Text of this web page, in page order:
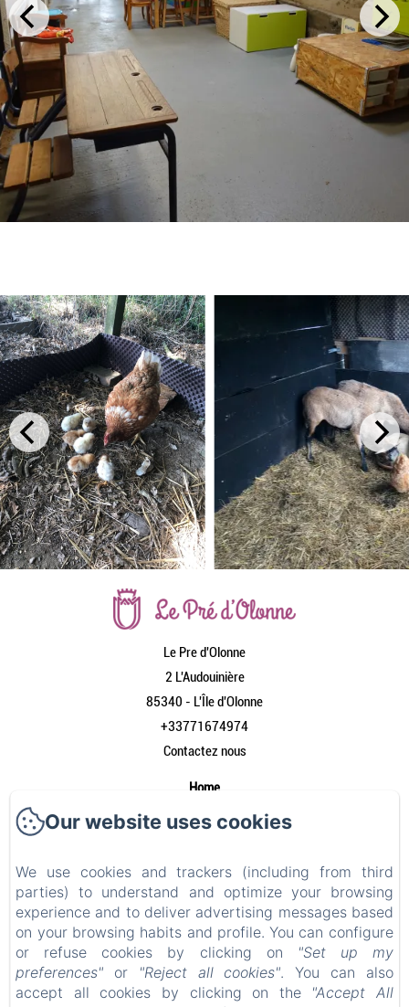
Le Pre d'Olonne
2 L'Audouinière
85340 - L'Île d'Olonne
+33771674974
Contactez nous
Home
Onze gîtes
Faciliteiten
De omgeving
Contact
Wettelijke informatie
Wettelijke informatie
Our website uses cookies
We use cookies and trackers (including from third
parties) to understand and optimize your browsing
experience and to deliver advertising messages based
on your browsing habits and profile. You can configure
or refuse cookies by clicking on
"Set up my
preferences" or "Reject all cookies". You can also
accept all cookies by clicking on the "Accept All